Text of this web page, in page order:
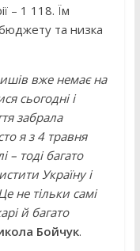
– 1 118. Їм
та низка
вже немає на
сьогодні і
забрала
я з 4 травня
тоді багато
Україну і
не тільки самі
й багато
Бойчук.